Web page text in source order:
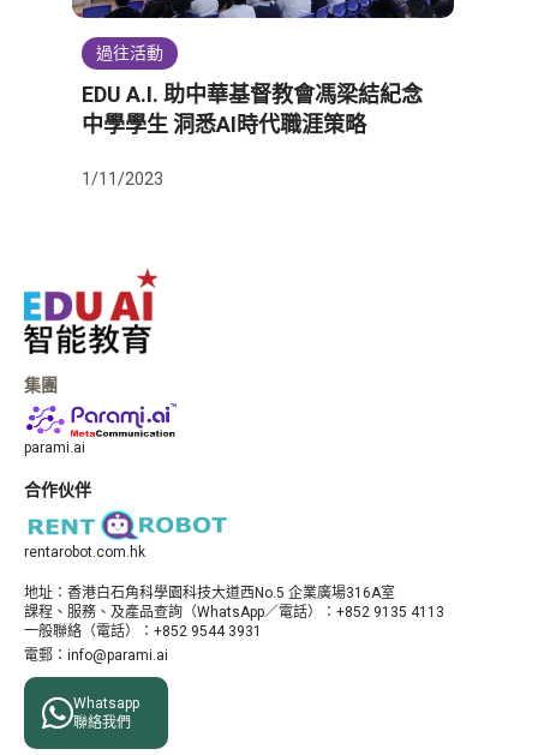
過往活動
EDU A.I. 助中華基督教會馮梁結紀念
中學學生 洞悉AI時代職涯策略
1/11/2023
集團
parami.ai
合作伙伴
rentarobot.com.hk
地址：​香港白石角科學園科技大道西No.5 企業廣場316A室
課程、服務、及產品查詢（WhatsApp／電話）：+852 9135 4113
一般聯絡（電話）：+852 9544 3931
電郵：info@parami.ai
Whatsapp
聯絡我們